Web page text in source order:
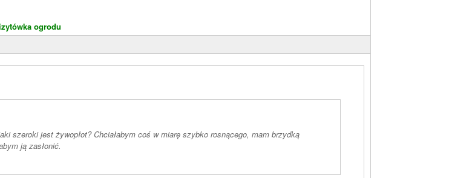
ogrodu
szeroki jest żywopłot? Chciałabym coś w miarę szybko rosnącego, mam brzydką
ją zasłonić.